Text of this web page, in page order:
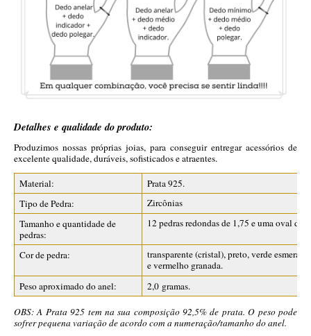
Detalhes e qualidade do produto:
Produzimos nossas próprias joias, para conseguir entregar acessórios de
excelente qualidade, duráveis, sofisticados e atraentes.
Material:
Prata 925.
Tipo de Pedra:
Zircônias
Tamanho e quantidade de
pedras:
12 pedras redondas de 1,75 e uma oval de
Cor de pedra:
transparente (cristal), preto, verde
e vermelho granada.
Peso aproximado do anel:
2,0 gramas.
OBS: A Prata 925 tem na sua composição 92,5% de prata. O peso pode
sofrer pequena variação de acordo com a numeração/tamanho do anel.